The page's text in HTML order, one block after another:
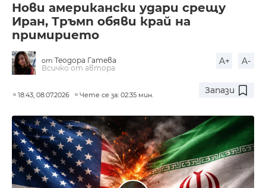
Нови американски удари срещу
Иран, Тръмп обяви край на
примирието
от Теодора Гатева
Всичко от автора
A+ A-
18:43, 08.07.2026 Чете се за: 02:35 мин. Запази